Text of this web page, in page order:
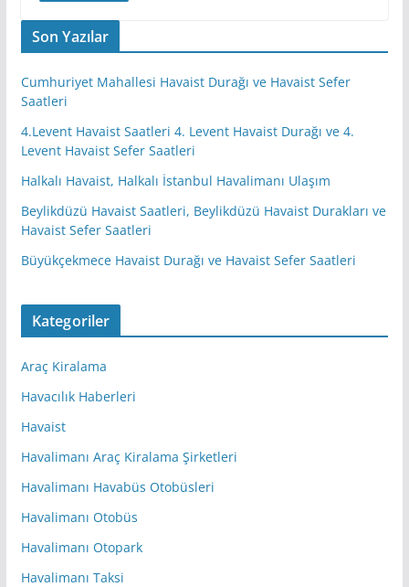
Son Yazılar
Cumhuriyet Mahallesi Havaist Durağı ve Havaist Sefer
Saatleri
4.Levent Havaist Saatleri 4. Levent Havaist Durağı ve 4.
Levent Havaist Sefer Saatleri
Halkalı Havaist, Halkalı İstanbul Havalimanı Ulaşım
Beylikdüzü Havaist Saatleri, Beylikdüzü Havaist Durakları ve
Havaist Sefer Saatleri
Büyükçekmece Havaist Durağı ve Havaist Sefer Saatleri
Kategoriler
Araç Kiralama
Havacılık Haberleri
Havaist
Havalimanı Araç Kiralama Şirketleri
Havalimanı Havabüs Otobüsleri
Havalimanı Otobüs
Havalimanı Otopark
Havalimanı Taksi